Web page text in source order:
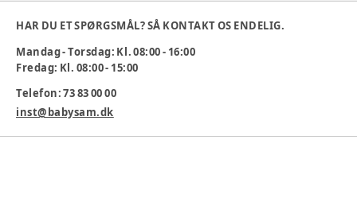
Varenummer:362764
HAR DU ET SPØRGSMÅL? SÅ KONTAKT OS ENDELIG.
Mandag - Torsdag: Kl. 08:00 - 16:00
Fredag: Kl. 08:00 - 15:00
Telefon: 73 83 00 00
inst@babysam.dk